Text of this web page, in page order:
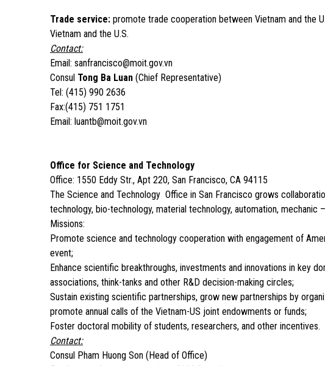
Trade service: promote trade cooperation between Vietnam and the
Vietnam and the U.S.
Contact:
Email: sanfrancisco@moit.gov.vn
Consul Tong Ba Luan (Chief Representative)
Tel: (415) 990 2636
Fax:(415) 751 1751
Email: luantb@moit.gov.vn
Office for Science and Technology
Office: 1550 Eddy Str., Apt 220, San Francisco, CA 94115
The Science and Technology Office in San Francisco grows
technology, bio-technology, material technology, automation, mechanic
Missions:
Promote science and technology cooperation with engagement of
event;
Enhance scientific breakthroughs, investments and innovations in key
associations, think-tanks and other R&D decision-making circles;
Sustain existing scientific partnerships, grow new partnerships by
promote annual calls of the Vietnam-US joint endowments or funds;
Foster doctoral mobility of students, researchers, and other incentives.
Contact:
Consul Pham Huong Son (Head of Office)